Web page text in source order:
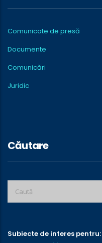
Comunicate de presă
Documente
Comunicări
Juridic
Căutare
Subiecte de interes pentru: